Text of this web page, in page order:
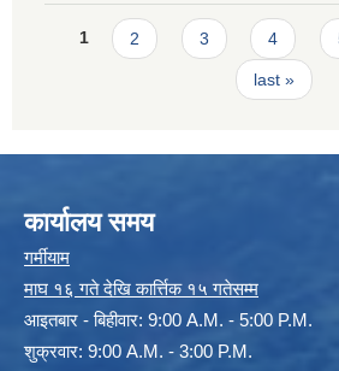
Pages
1 2 3 4
last »
कार्यालय समय
गर्मीयाम
माघ १६ गते देखि कार्त्तिक १५ गतेसम्म
आइतबार - बिहीवार: 9:00 A.M. - 5:00 P.M.
शुक्रवार: 9:00 A.M. - 3:00 P.M.